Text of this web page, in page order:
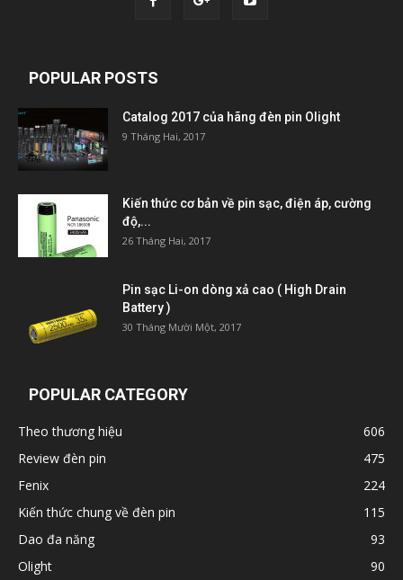
POPULAR POSTS
Catalog 2017 của hãng đèn pin Olight
9 Tháng Hai, 2017
Kiến thức cơ bản về pin sạc, điện áp, cường
độ,...
26 Tháng Hai, 2017
Pin sạc Li-on dòng xả cao ( High Drain
Battery )
30 Tháng Mười Một, 2017
POPULAR CATEGORY
Theo thương hiệu
606
Review đèn pin
475
Fenix
224
Kiến thức chung về đèn pin
115
Dao đa năng
93
Olight
90